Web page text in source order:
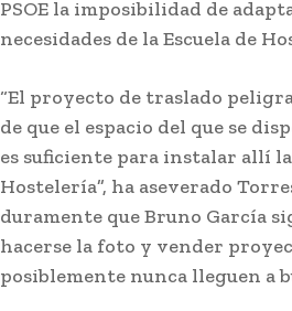
Ceuta señala
sabe de la
que se espera el
Lo más
PSOE la imposibilidad de
necesidades de la Escuela de
“El proyecto de traslado
de que el espacio del que se
es suficiente para instalar allí la
Hostelería”, ha aseverado
duramente que Bruno García
hacerse la foto y vender
posiblemente nunca lleguen a